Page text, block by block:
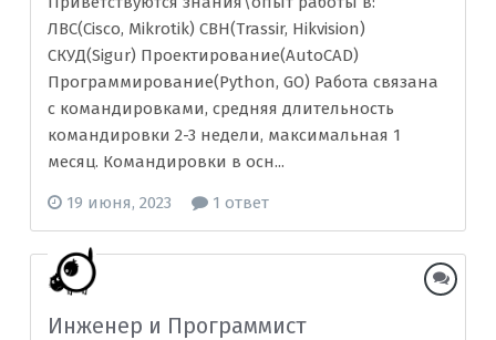
ЛВС(Cisco, Mikrotik) СВН(Trassir, Hikvision)
СКУД(Sigur) Проектирование(AutoCAD)
Программирование(Python, GO) Работа связана
с командировками, средняя длительность
командировки 2-3 недели, максимальная 1
месяц. Командировки в осн...
19 июня, 2023 1 ответ
Инженер и Программист